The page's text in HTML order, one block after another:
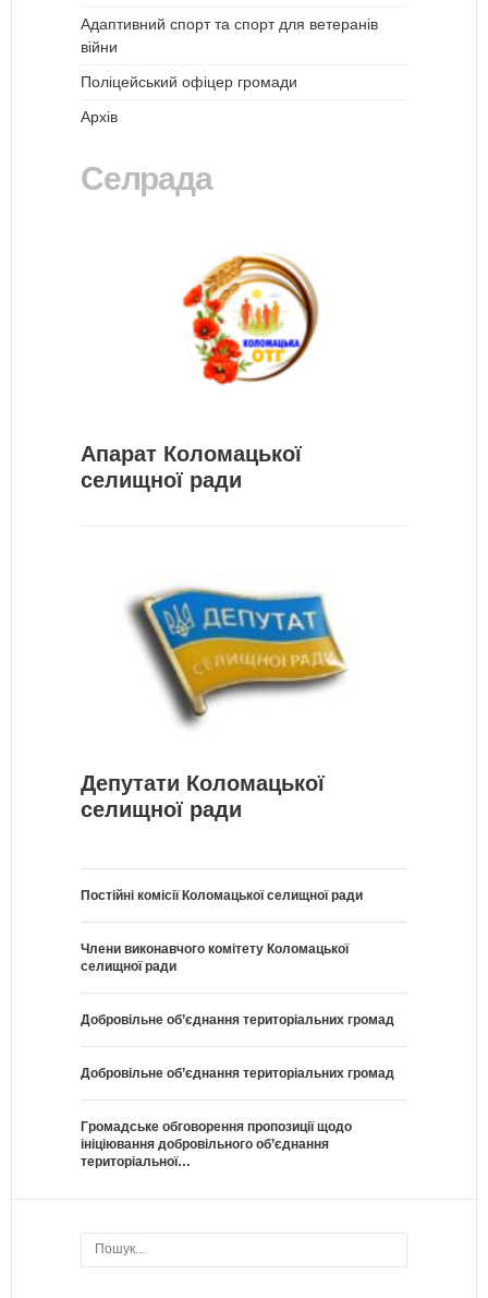
Адаптивний спорт та спорт для ветеранів
війни
Поліцейський офіцер громади
Архів
Селрада
Апарат Коломацької
селищної ради
Депутати Коломацької
селищної ради
Постійні комісії Коломацької селищної ради
Члени виконавчого комітету Коломацької
селищної ради
Добровільне об’єднання територіальних громад
Добровільне об’єднання територіальних громад
Громадське обговорення пропозиції щодо
ініціювання добровільного об’єднання
територіальної…